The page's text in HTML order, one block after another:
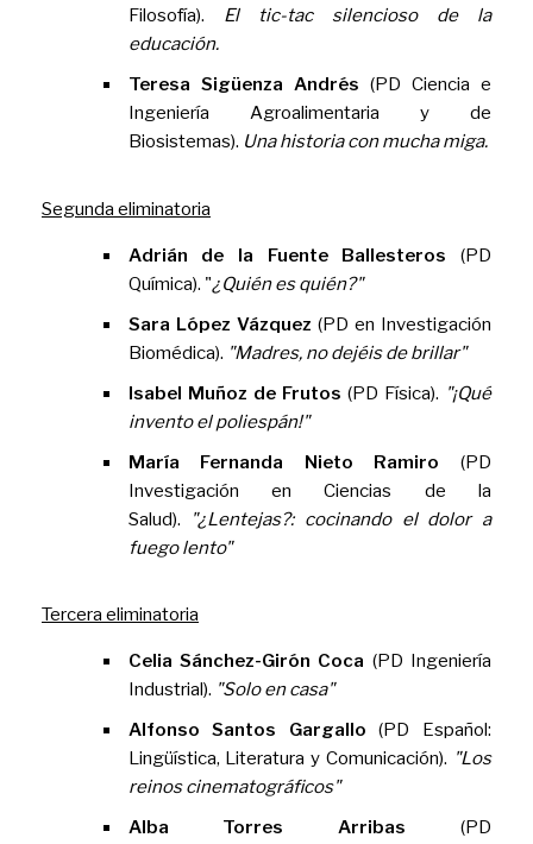
Filosofía). El tic-tac silencioso de la
educación.
Teresa Sigüenza Andrés (PD Ciencia e
Ingeniería Agroalimentaria y de
Biosistemas). Una historia con mucha miga.
Segunda eliminatoria
Adrián de la Fuente Ballesteros (PD
Química). "¿Quién es quién?"
Sara López Vázquez (PD en Investigación
Biomédica). "Madres, no dejéis de brillar"
Isabel Muñoz de Frutos (PD Física). "¡Qué
invento el poliespán!"
María Fernanda Nieto Ramiro (PD
Investigación en Ciencias de la
Salud).
"¿Lentejas?: cocinando el dolor a
fuego lento"
Tercera eliminatoria
Celia Sánchez-Girón Coca (PD Ingeniería
Industrial). "Solo en casa"
Alfonso Santos Gargallo(PD Español:
Lingüística, Literatura y Comunicación). "Los
reinos cinematográficos"
Alba Torres Arribas (PD